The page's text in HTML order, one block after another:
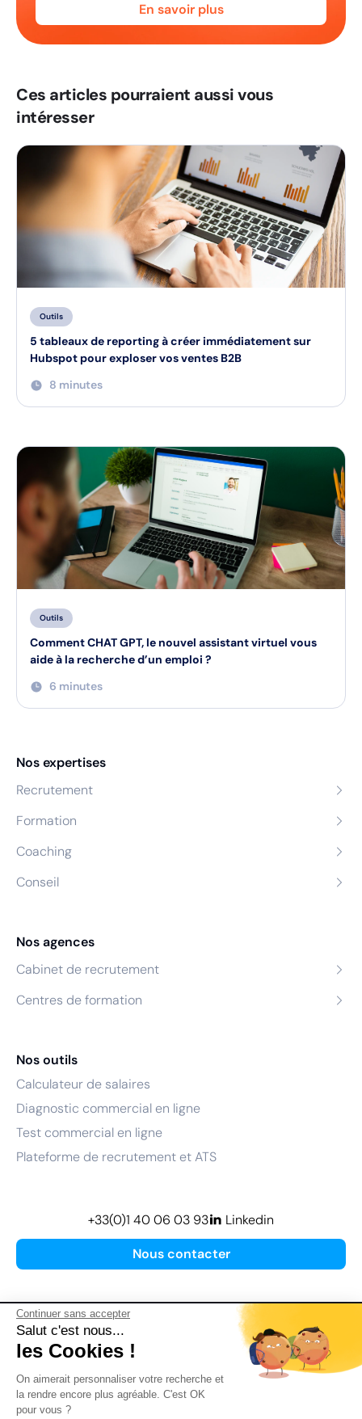
Continuer sans accepter
Salut c'est nous...
les Cookies !
On aimerait personnaliser votre recherche et
la rendre encore plus agréable. C'est OK
pour vous ?
En savoir plus
Ces articles pourraient aussi vous
intéresser
Outils
5 tableaux de reporting à créer immédiatement sur
Hubspot pour exploser vos ventes B2B
8 minutes
Outils
Comment CHAT GPT, le nouvel assistant virtuel vous
aide à la recherche d’un emploi ?
6 minutes
Nos expertises
Recrutement
Formation
Coaching
Conseil
Nos agences
Cabinet de recrutement
Centres de formation
Nos outils
Calculateur de salaires
Diagnostic commercial en ligne
Test commercial en ligne
Plateforme de recrutement et ATS
Nous contacter
+33(0)1 40 06 03 93 Linkedin
Plan de site
Mentions légales